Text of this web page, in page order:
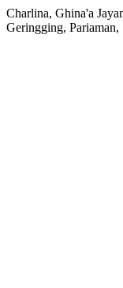
Charlina, Ghina'a
Geringging, Pariaman,